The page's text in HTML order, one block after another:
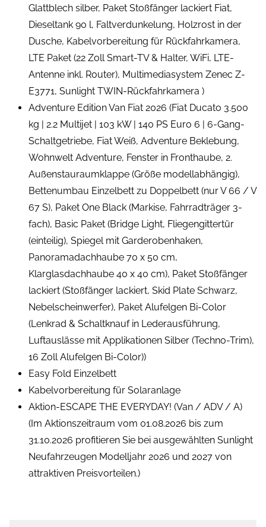
Glattblech silber, Paket Stoßfänger lackiert Fiat,
Dieseltank 90 l, Faltverdunkelung, Holzrost in der
Dusche, Kabelvorbereitung für Rückfahrkamera,
LTE Paket (22 Zoll Smart-TV & Halter, WiFi, LTE-
Antenne inkl. Router), Multimediasystem Zenec Z-
E3771, Sunlight TWIN-Rückfahrkamera )
Adventure Edition Van Fiat 2026 (Fiat Ducato 3.500
kg | 2.2 Multijet | 103 kW | 140 PS Euro 6 | 6-Gang-
Schaltgetriebe, Fiat Weiß, Adventure Beklebung,
Wohnwelt Adventure, Fenster in Fronthaube, 2.
Außenstauraumklappe (Größe modellabhängig),
Bettenumbau Einzelbett zu Doppelbett (nur V 66 / V
67 S), Paket One Black (Markise, Fahrradträger 3-
fach), Basic Paket (Bridge Light, Fliegengittertür
(einteilig), Spiegel mit Garderobenhaken,
Panoramadachhaube 70 x 50 cm,
Klarglasdachhaube 40 x 40 cm), Paket Stoßfänger
lackiert (Stoßfänger lackiert, Skid Plate Schwarz,
Nebelscheinwerfer), Paket Alufelgen Bi-Color
(Lenkrad & Schaltknauf in Lederausführung,
Luftauslässe mit Applikationen Silber (Techno-Trim),
16 Zoll Alufelgen Bi-Color))
Easy Fold Einzelbett
Kabelvorbereitung für Solaranlage
Aktion-ESCAPE THE EVERYDAY! (Van / ADV / A)
(Im Aktionszeitraum vom 01.08.2026 bis zum
31.10.2026 profitieren Sie bei ausgewählten Sunlight
Neufahrzeugen Modelljahr 2026 und 2027 von
attraktiven Preisvorteilen.)